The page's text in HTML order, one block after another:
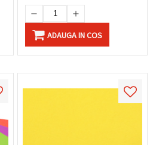
ADAUGA IN COS